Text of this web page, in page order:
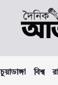
চুয়াডাঙ্গা বিশ্ব